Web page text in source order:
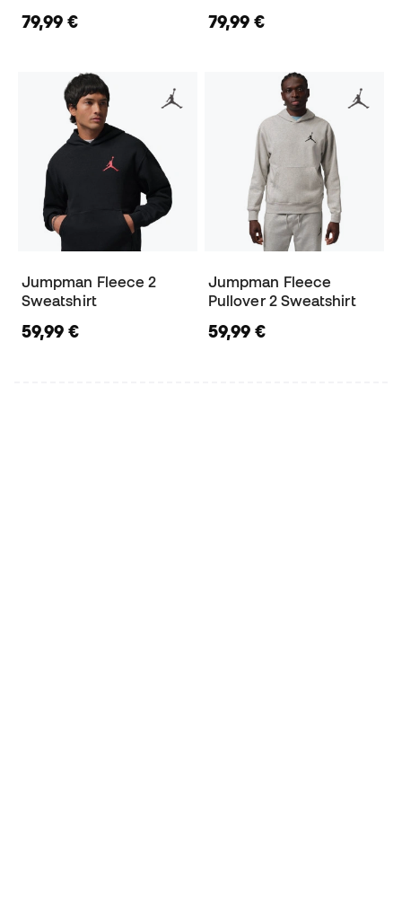
79,99 € 79,99 €
Jumpman Fleece 2
Sweatshirt
59,99 €
Jumpman Fleece
Pullover 2 Sweatshirt
59,99 €